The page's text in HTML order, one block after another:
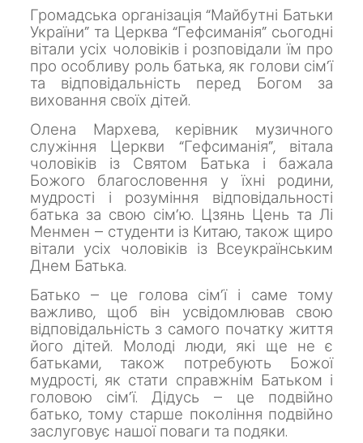
Громадська організація “Майбутні Батьки
України” та Церква “Гефсиманія” сьогодні
вітали усіх чоловіків і розповідали їм про
про особливу роль батька, як голови сім’ї
та відповідальність перед Богом за
виховання своїх дітей.
Олена Мархева, керівник музичного
служіння Церкви “Гефсиманія”, вітала
чоловіків із Святом Батька і бажала
Божого благословення у їхні родини,
мудрості і розуміння відповідальності
батька за свою сім’ю. Цзянь Цень та Лі
Менмен – студенти із Китаю, також щиро
вітали усіх чоловіків із Всеукраїнським
Днем Батька.
Батько – це голова сім’ї і саме тому
важливо, щоб він усвідомлював свою
відповідальність з самого початку життя
його дітей. Молоді люди, які ще не є
батьками, також потребують Божої
мудрості, як стати справжнім Батьком і
головою сім’ї. Дідусь – це подвійно
батько, тому старше покоління подвійно
заслуговує нашої поваги та подяки.